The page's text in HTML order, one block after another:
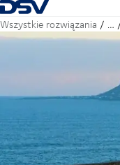
Cofnij do strony
Wszystkie rozwiązania …